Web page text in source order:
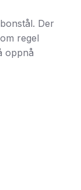
Der
regel
oppnå